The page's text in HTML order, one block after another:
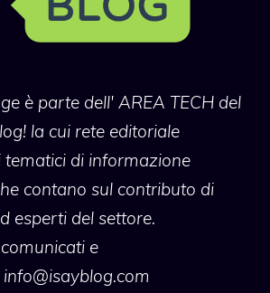
è parte dell' AREA TECH del
la cui rete editoriale
tematici di informazione
contano sul contributo di
esperti del settore.
e
info@isayblog.com